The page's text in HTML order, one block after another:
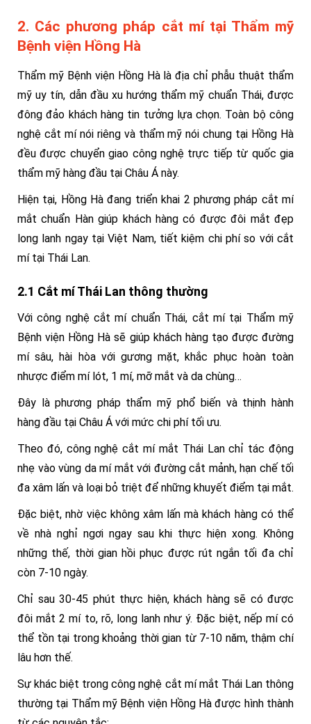
2. Các phương pháp cắt mí tại Thẩm mỹ
Bệnh viện Hồng Hà
Thẩm mỹ Bệnh viện Hồng Hà là địa chỉ phẫu thuật thẩm
mỹ uy tín, dẫn đầu xu hướng thẩm mỹ chuẩn Thái, được
đông đảo khách hàng tin tưởng lựa chọn. Toàn bộ công
nghệ cắt mí nói riêng và thẩm mỹ nói chung tại Hồng Hà
đều được chuyển giao công nghệ trực tiếp từ quốc gia
thẩm mỹ hàng đầu tại Châu Á này.
Hiện tại, Hồng Hà đang triển khai 2 phương pháp cắt mí
mắt chuẩn Hàn giúp khách hàng có được đôi mắt đẹp
long lanh ngay tại Việt Nam, tiết kiệm chi phí so với cắt
mí tại Thái Lan.
2.1 Cắt mí Thái Lan thông thường
Với công nghệ cắt mí chuẩn Thái, cắt mí tại Thẩm mỹ
Bệnh viện Hồng Hà sẽ giúp khách hàng tạo được đường
mí sâu, hài hòa với gương mặt, khắc phục hoàn toàn
nhược điểm mí lót, 1 mí, mỡ mắt và da chùng…
Đây là phương pháp thẩm mỹ phổ biến và thịnh hành
hàng đầu tại Châu Á với mức chi phí tối ưu.
Theo đó, công nghệ cắt mí mắt Thái Lan chỉ tác động
nhẹ vào vùng da mí mắt với đường cắt mảnh, hạn chế tối
đa xâm lấn và loại bỏ triệt để những khuyết điểm tại mắt.
Đặc biệt, nhờ việc không xâm lấn mà khách hàng có thể
về nhà nghỉ ngơi ngay sau khi thực hiện xong. Không
những thế, thời gian hồi phục được rút ngắn tối đa chỉ
còn 7-10 ngày.
Chỉ sau 30-45 phút thực hiện, khách hàng sẽ có được
đôi mắt 2 mí to, rõ, long lanh như ý. Đặc biệt, nếp mí có
thể tồn tại trong khoảng thời gian từ 7-10 năm, thậm chí
lâu hơn thế.
Sự khác biệt trong công nghệ cắt mí mắt Thái Lan thông
thường tại Thẩm mỹ Bệnh viện Hồng Hà được hình thành